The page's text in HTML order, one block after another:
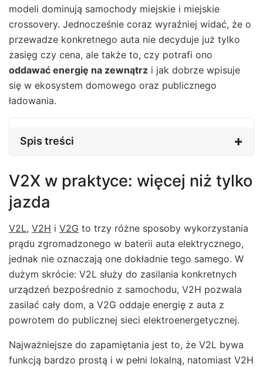
modeli dominują samochody miejskie i miejskie
crossovery. Jednocześnie coraz wyraźniej widać, że o
przewadze konkretnego auta nie decyduje już tylko
zasięg czy cena, ale także to, czy potrafi ono
oddawać energię na zewnątrz i jak dobrze wpisuje
się w ekosystem domowego oraz publicznego
ładowania.
Spis treści
V2X w praktyce: więcej niż tylko
jazda
V2L, V2H i V2G to trzy różne sposoby wykorzystania
prądu zgromadzonego w baterii auta elektrycznego,
jednak nie oznaczają one dokładnie tego samego. W
dużym skrócie: V2L służy do zasilania konkretnych
urządzeń bezpośrednio z samochodu, V2H pozwala
zasilać cały dom, a V2G oddaje energię z auta z
powrotem do publicznej sieci elektroenergetycznej.
Najważniejsze do zapamiętania jest to, że V2L bywa
funkcją bardzo prostą i w pełni lokalną, natomiast V2H